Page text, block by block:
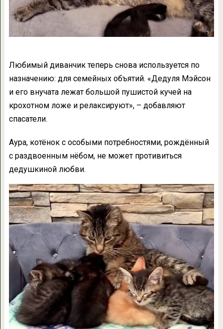
Любимый диванчик теперь снова используется по
назначению: для семейных объятий. «Дедуля Мэйсон
и его внучата лежат большой пушистой кучей на
крохотном ложе и релаксируют», – добавляют
спасатели.
Аура, котёнок с особыми потребностями, рождённый
с раздвоенным нёбом, не может противиться
дедушкиной любви.